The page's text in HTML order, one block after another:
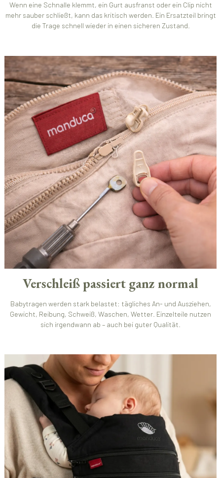
Wenn eine Schnalle klemmt, ein Gurt ausfranst oder ein Clip nicht
mehr sauber schließt, kann das kritisch werden. Ein Ersatzteil bringt
die Trage schnell wieder in einen sicheren Zustand.
Verschleiß passiert ganz normal
Babytragen werden stark belastet: tägliches An- und Ausziehen,
Gewicht, Reibung, Schweiß, Waschen, Wetter. Einzelteile nutzen
sich irgendwann ab – auch bei guter Qualität.